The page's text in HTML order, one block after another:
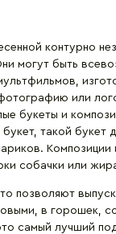
контурно
могут быть
или
букеты и
такой
собачки или
позволяют
в горошек,
самый лучший